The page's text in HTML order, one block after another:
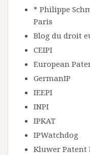
* Philippe
Paris
Blog du droit
CEIPI
European
GermanIP
IEEPI
INPI
IPKAT
IPWatchdog
Kluwer Patent